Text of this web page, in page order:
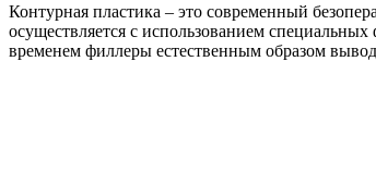
Контурная пластика – это современный
осуществляется с использованием
временем филлеры естественным образом